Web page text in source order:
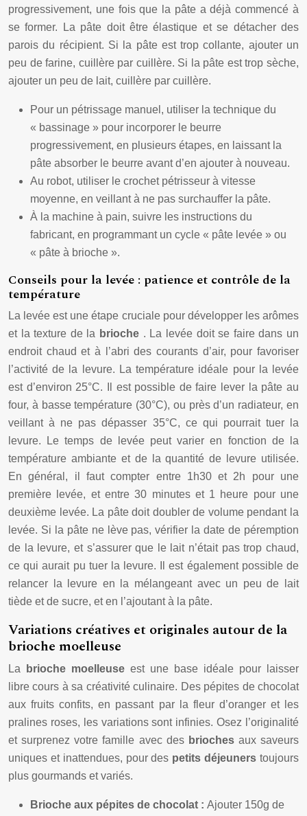
progressivement, une fois que la pâte a déjà commencé à
se former. La pâte doit être élastique et se détacher des
parois du récipient. Si la pâte est trop collante, ajouter un
peu de farine, cuillère par cuillère. Si la pâte est trop sèche,
ajouter un peu de lait, cuillère par cuillère.
Pour un pétrissage manuel, utiliser la technique du
« bassinage » pour incorporer le beurre
progressivement, en plusieurs étapes, en laissant la
pâte absorber le beurre avant d’en ajouter à nouveau.
Au robot, utiliser le crochet pétrisseur à vitesse
moyenne, en veillant à ne pas surchauffer la pâte.
À la machine à pain, suivre les instructions du
fabricant, en programmant un cycle « pâte levée » ou
« pâte à brioche ».
Conseils pour la levée : patience et contrôle de la
température
La levée est une étape cruciale pour développer les arômes
et la texture de la brioche . La levée doit se faire dans un
endroit chaud et à l’abri des courants d’air, pour favoriser
l’activité de la levure. La température idéale pour la levée
est d’environ 25°C. Il est possible de faire lever la pâte au
four, à basse température (30°C), ou près d’un radiateur, en
veillant à ne pas dépasser 35°C, ce qui pourrait tuer la
levure. Le temps de levée peut varier en fonction de la
température ambiante et de la quantité de levure utilisée.
En général, il faut compter entre 1h30 et 2h pour une
première levée, et entre 30 minutes et 1 heure pour une
deuxième levée. La pâte doit doubler de volume pendant la
levée. Si la pâte ne lève pas, vérifier la date de péremption
de la levure, et s’assurer que le lait n’était pas trop chaud,
ce qui aurait pu tuer la levure. Il est également possible de
relancer la levure en la mélangeant avec un peu de lait
tiède et de sucre, et en l’ajoutant à la pâte.
Variations créatives et originales autour de la
brioche moelleuse
La brioche moelleuse est une base idéale pour laisser
libre cours à sa créativité culinaire. Des pépites de chocolat
aux fruits confits, en passant par la fleur d’oranger et les
pralines roses, les variations sont infinies. Osez l’originalité
et surprenez votre famille avec des brioches aux saveurs
uniques et inattendues, pour des petits déjeunerstoujours
plus gourmands et variés.
Brioche aux pépites de chocolat : Ajouter 150g de